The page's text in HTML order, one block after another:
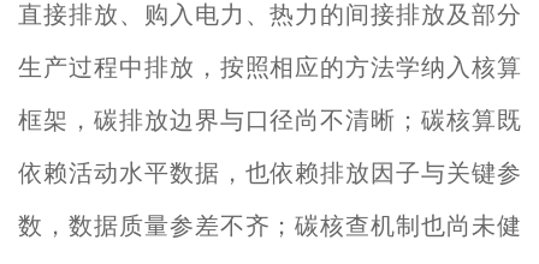
直接排放、购入电力、热力的间接排放及部分
生产过程中排放，按照相应的方法学纳入核算
框架，碳排放边界与口径尚不清晰；碳核算既
依赖活动水平数据，也依赖排放因子与关键参
数，数据质量参差不齐；碳核查机制也尚未健